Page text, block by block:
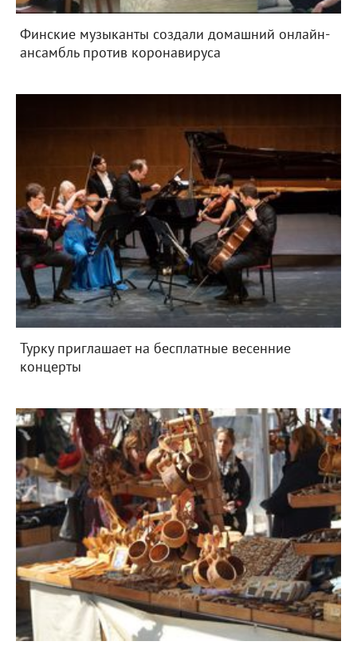
Финские музыканты создали домашний онлайн-
ансамбль против коронавируса
Турку приглашает на бесплатные весенние
концерты